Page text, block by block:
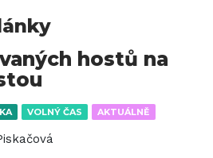
VOLNÝ ČAS AKTUÁLNĚ
hostů na